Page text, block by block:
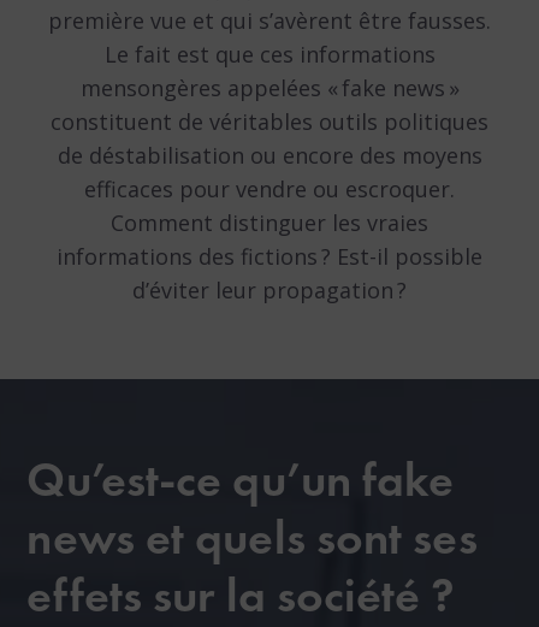
première vue et qui s’avèrent être fausses.
Le fait est que ces informations
mensongères appelées « fake news »
constituent de véritables outils politiques
de déstabilisation ou encore des moyens
efficaces pour vendre ou escroquer.
Comment distinguer les vraies
informations des fictions ? Est-il possible
d’éviter leur propagation ?
Qu’est-ce qu’un fake
news et quels sont ses
effets sur la société ?